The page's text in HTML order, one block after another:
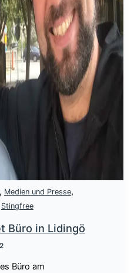
Medien und Presse,
Stingfree
Büro in Lidingö
Büro am